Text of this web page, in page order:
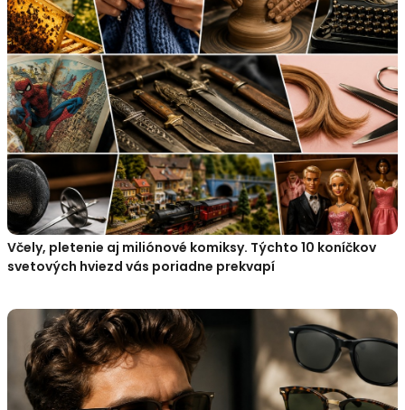
Včely, pletenie aj miliónové komiksy. Týchto 10 koníčkov
svetových hviezd vás poriadne prekvapí